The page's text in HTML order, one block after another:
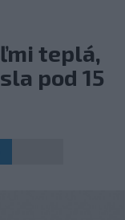
teplá,
pod 15